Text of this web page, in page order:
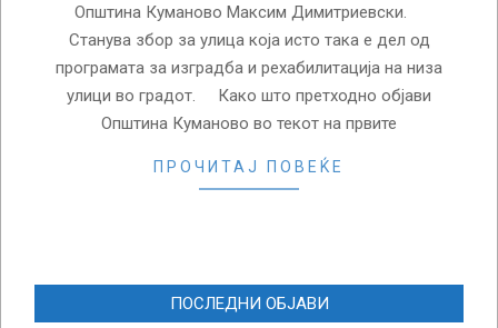
Општина Куманово Максим Димитриевски.
Станува збор за улица која исто така е дел од
програмата за изградба и рехабилитација на низа
улици во градот. Како што претходно објави
Општина Куманово во текот на првите
ПРОЧИТАЈ ПОВЕЌЕ
ПОСЛЕДНИ ОБЈАВИ